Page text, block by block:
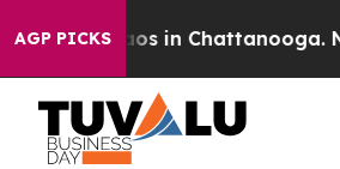
AGP PICKS
Chaos in Chattanooga.